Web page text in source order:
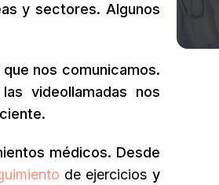
y sectores. Algunos
nos comunicamos.
videollamadas nos
médicos. Desde
de ejercicios y